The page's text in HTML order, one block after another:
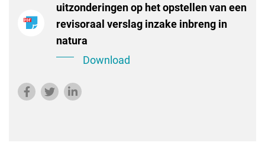
uitzonderingen op het opstellen van een
revisoraal verslag inzake inbreng in
natura
Download